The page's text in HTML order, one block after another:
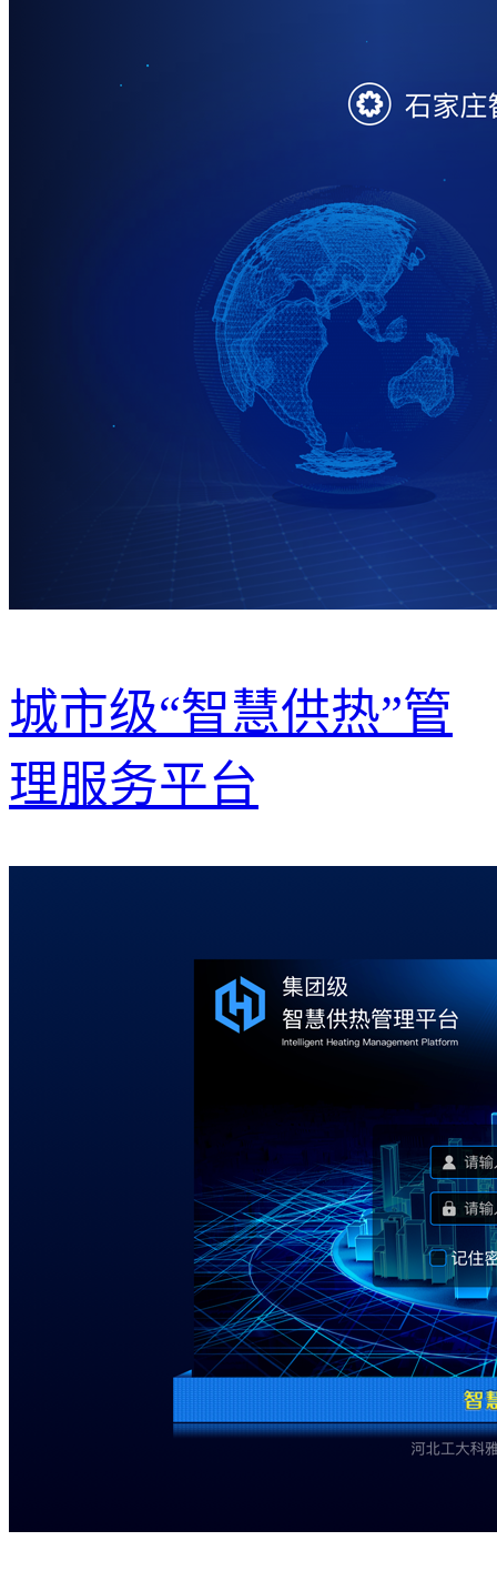
城市级“智慧供热”管
理服务平台